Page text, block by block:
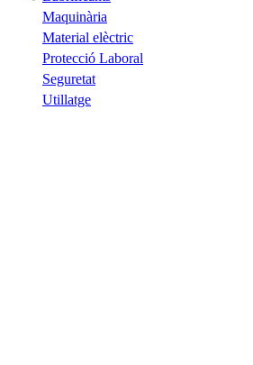
Maquinària
Material elèctric
Protecció Laboral
Seguretat
Utillatge